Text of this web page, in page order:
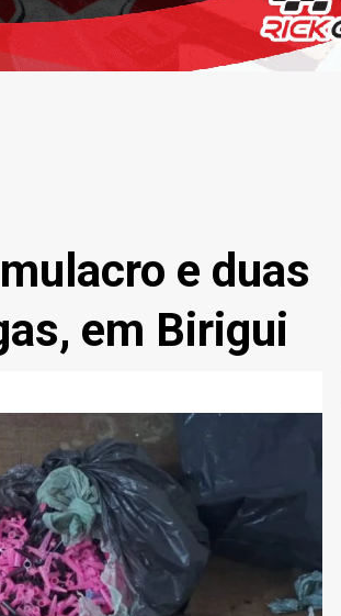
e duas
em Birigui